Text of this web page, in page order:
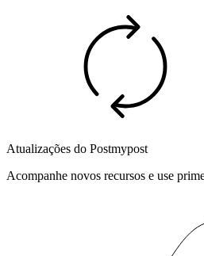
Atualizações do Postmypost
Acompanhe novos recursos e use